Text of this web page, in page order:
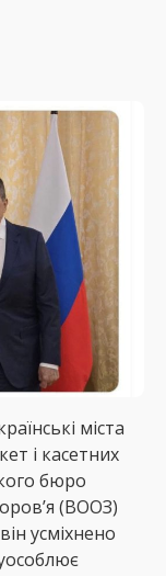
міста
і касетних
бюро
(ВООЗ)
усміхнено